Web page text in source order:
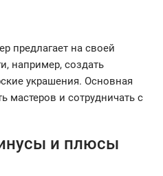
предлагает на своей
например, создать
украшения. Основная
мастеров и сотрудничать с
и плюсы